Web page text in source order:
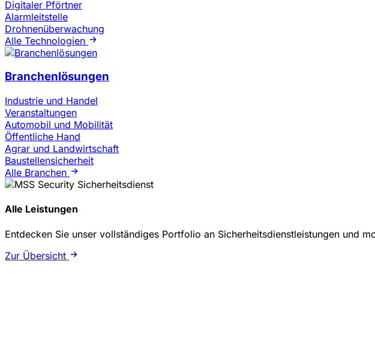
Digitaler Pförtner
Alarmleitstelle
Drohnenüberwachung
Alle Technologien
Branchenlösungen
Industrie und Handel
Veranstaltungen
Automobil und Mobilität
Öffentliche Hand
Agrar und Landwirtschaft
Baustellensicherheit
Alle Branchen
Alle Leistungen
Entdecken Sie unser vollständiges Portfolio an Sicherheitsdienstleistungen und
Zur Übersicht